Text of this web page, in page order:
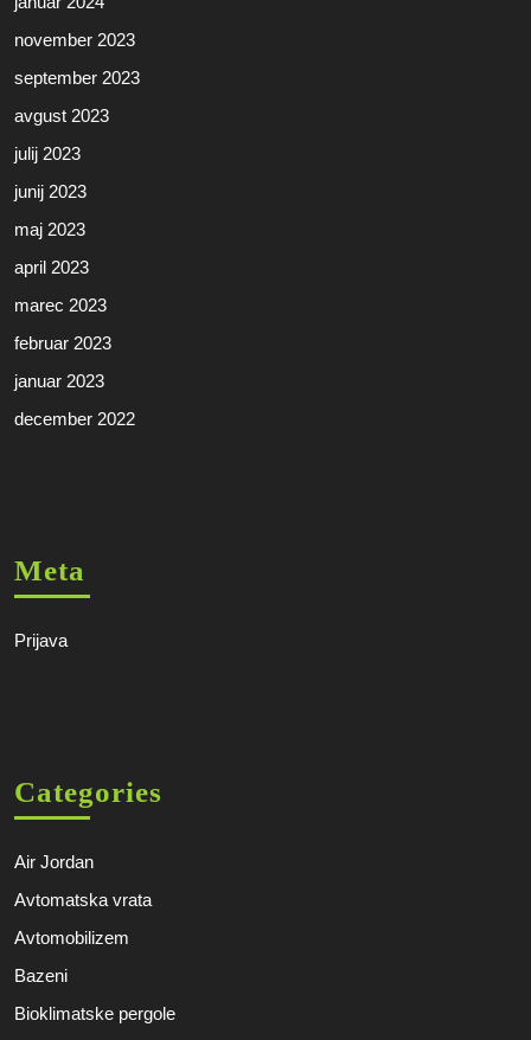
november 2023
september 2023
avgust 2023
julij 2023
junij 2023
maj 2023
april 2023
marec 2023
februar 2023
januar 2023
december 2022
Meta
Prijava
Categories
Air Jordan
Avtomatska vrata
Avtomobilizem
Bazeni
Bioklimatske pergole